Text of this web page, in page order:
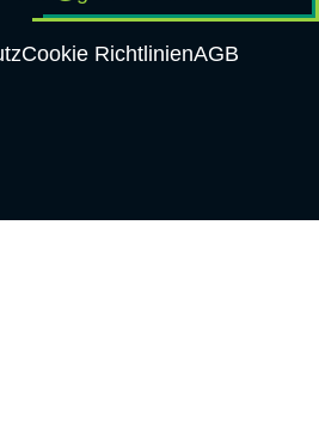
Cookie RichtlinienAGB